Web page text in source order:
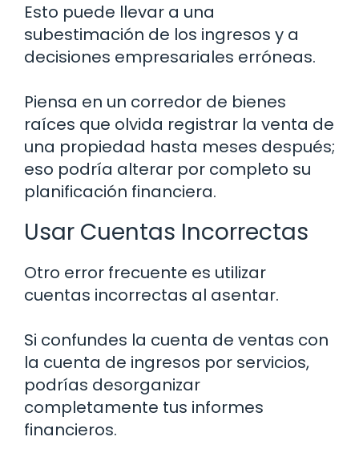
Esto puede llevar a una
subestimación de los ingresos y a
decisiones empresariales erróneas.
Piensa en un corredor de bienes
raíces que olvida registrar la venta de
una propiedad hasta meses después;
eso podría alterar por completo su
planificación financiera.
Usar Cuentas Incorrectas
Otro error frecuente es utilizar
cuentas incorrectas al asentar.
Si confundes la cuenta de ventas con
la cuenta de ingresos por servicios,
podrías desorganizar
completamente tus informes
financieros.